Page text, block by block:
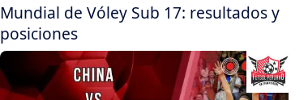
Mundial de Vóley Sub 17: resultados y
posiciones